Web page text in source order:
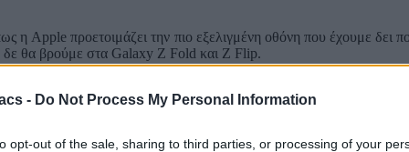
- Do Not Process My Personal Information
opt-out of the sale, sharing to third parties, or processing of your
η Apple προετοιμάζει την πιο εξελιγμένη οθόνη που έχουμε δει
δε θα βρούμε στα Galaxy Z Fold και Z Flip.
που θα μειώσει πολύ το συνολικό πάχος της συσκευής
η οποία πληροί τις απαιτήσεις της εταιρείας. Αυτό
σημαντικά την παραγωγή της, ώστε οι οθόνες που θα
αποδειχθεί ιδιαίτερα επικερδής όλα αυτά τα χρόνια και για τις